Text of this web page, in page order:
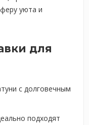
уюта и
для
с долговечным
подходят